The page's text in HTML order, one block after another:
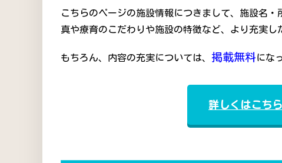
こちらのページの施設情報につきまして、施設名
真や療育のこだわりや施設の特徴など、より充実し
もちろん、内容の充実については、 掲載無料にな
詳しくはこちら